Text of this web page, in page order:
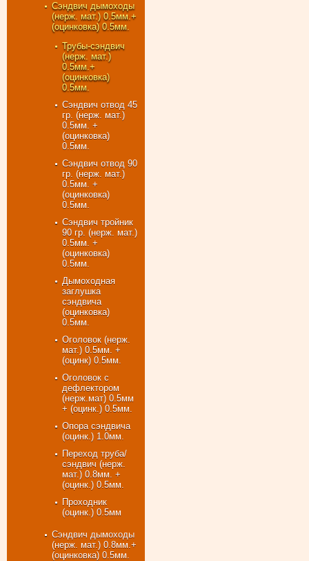
Сэндвич дымоходы
(нерж. мат.) 0.5мм.+
(оцинковка) 0.5мм.
Трубы-сэндвич
(нерж. мат.)
0.5мм.+
(оцинковка)
0.5мм.
Сэндвич отвод 45
гр. (нерж. мат.)
0.5мм. +
(оцинковка)
0.5мм.
Сэндвич отвод 90
гр. (нерж. мат.)
0.5мм. +
(оцинковка)
0.5мм.
Сэндвич тройник
90 гр. (нерж. мат.)
0.5мм. +
(оцинковка)
0.5мм.
Дымоходная
заглушка
сэндвича
(оцинковка)
0.5мм.
Оголовок (нерж.
мат.) 0.5мм. +
(оцинк) 0.5мм.
Оголовок с
дефлектором
(нерж.мат) 0.5мм
+ (оцинк.) 0.5мм.
Опора сэндвича
(оцинк.) 1.0мм.
Переход труба/
сэндвич (нерж.
мат.) 0.8мм. +
(оцинк.) 0.5мм.
Проходник
(оцинк.) 0.5мм
Сэндвич дымоходы
(нерж. мат.) 0.8мм.+
(оцинковка) 0.5мм.